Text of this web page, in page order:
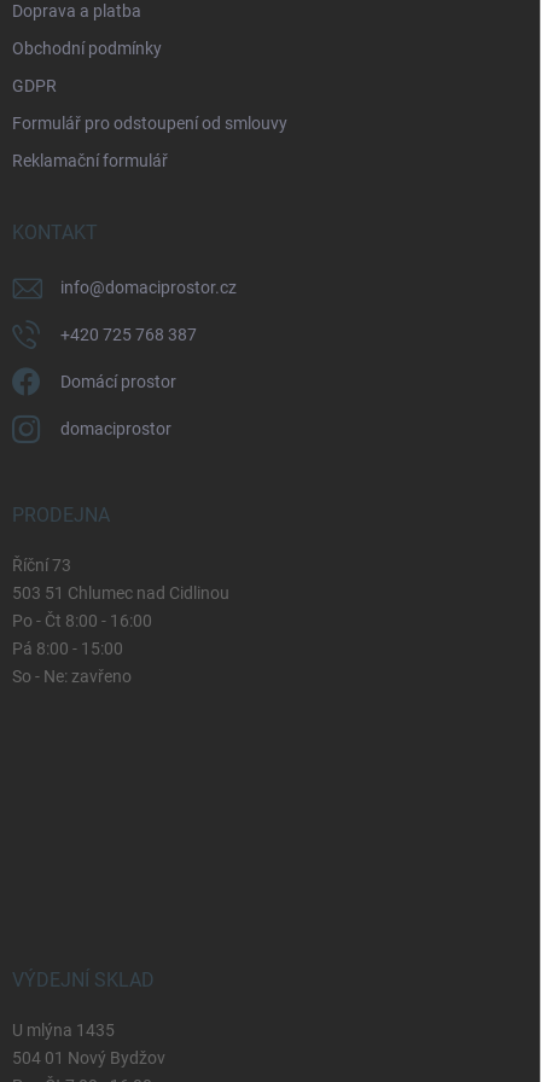
Doprava a platba
Obchodní podmínky
GDPR
Formulář pro odstoupení od smlouvy
Reklamační formulář
KONTAKT
info@domaciprostor.cz
+420 725 768 387
Domácí prostor
domaciprostor
PRODEJNA
Říční 73
503 51 Chlumec nad Cidlinou
Po - Čt 8:00 - 16:00
Pá 8:00 - 15:00
So - Ne: zavřeno
VÝDEJNÍ SKLAD
U mlýna 1435
504 01 Nový Bydžov